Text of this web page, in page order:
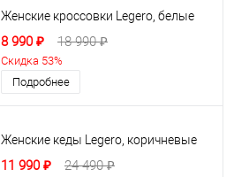
Женские кроссовки Legero, белые
8 990 ₽ 18 990 ₽
Скидка 53%
Подробнее
Женские кеды Legero, коричневые
11 990 ₽ 24 490 ₽